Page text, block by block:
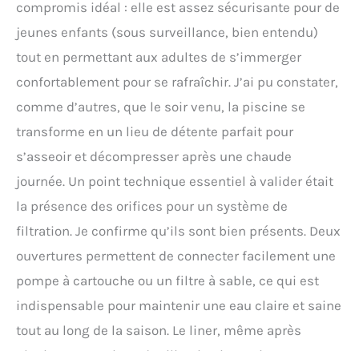
compromis idéal : elle est assez sécurisante pour de
jeunes enfants (sous surveillance, bien entendu)
tout en permettant aux adultes de s’immerger
confortablement pour se rafraîchir. J’ai pu constater,
comme d’autres, que le soir venu, la piscine se
transforme en un lieu de détente parfait pour
s’asseoir et décompresser après une chaude
journée. Un point technique essentiel à valider était
la présence des orifices pour un système de
filtration. Je confirme qu’ils sont bien présents. Deux
ouvertures permettent de connecter facilement une
pompe à cartouche ou un filtre à sable, ce qui est
indispensable pour maintenir une eau claire et saine
tout au long de la saison. Le liner, même après